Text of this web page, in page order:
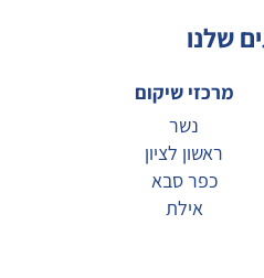
שלנו
מרכזי שיקום
נשר
ראשון לציון
כפר סבא
אילת